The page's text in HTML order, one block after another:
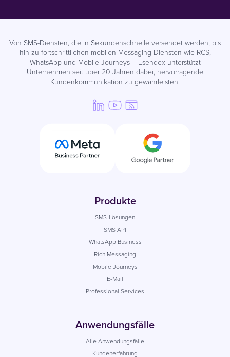
Von SMS-Diensten, die in Sekundenschnelle versendet werden, bis
hin zu fortschrittlichen mobilen Messaging-Diensten wie RCS,
WhatsApp und Mobile Journeys – Esendex unterstützt
Unternehmen seit über 20 Jahren dabei, hervorragende
Kundenkommunikation zu gewährleisten.
Produkte
SMS-Lösungen
SMS API
WhatsApp Business
Rich Messaging
Mobile Journeys
E-Mail
Professional Services
Anwendungsfälle
Alle Anwendungsfälle
Kundenerfahrung